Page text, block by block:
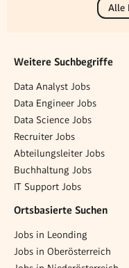
Alle
Weitere Suchbegriffe
Data Analyst Jobs
Data Engineer Jobs
Data Science Jobs
Recruiter Jobs
Abteilungsleiter Jobs
Buchhaltung Jobs
IT Support Jobs
Ortsbasierte Suchen
Jobs in Leonding
Jobs in Oberösterreich